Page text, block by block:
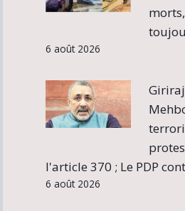
6 août 2026
l'article 370 ; Le PDP
6 août 2026